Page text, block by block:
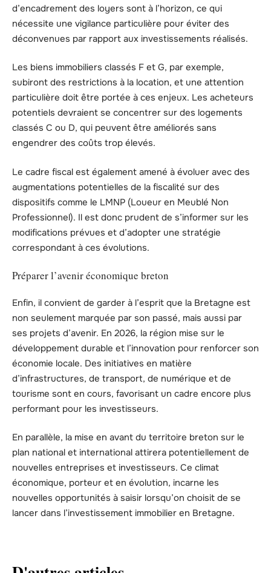
d’encadrement des loyers sont à l’horizon, ce qui
nécessite une vigilance particulière pour éviter des
déconvenues par rapport aux investissements réalisés.
Les biens immobiliers classés F et G, par exemple,
subiront des restrictions à la location, et une attention
particulière doit être portée à ces enjeux. Les acheteurs
potentiels devraient se concentrer sur des logements
classés C ou D, qui peuvent être améliorés sans
engendrer des coûts trop élevés.
Le cadre fiscal est également amené à évoluer avec des
augmentations potentielles de la fiscalité sur des
dispositifs comme le LMNP (Loueur en Meublé Non
Professionnel). Il est donc prudent de s’informer sur les
modifications prévues et d’adopter une stratégie
correspondant à ces évolutions.
Préparer l’avenir économique breton
Enfin, il convient de garder à l’esprit que la Bretagne est
non seulement marquée par son passé, mais aussi par
ses projets d’avenir. En 2026, la région mise sur le
développement durable et l’innovation pour renforcer son
économie locale. Des initiatives en matière
d’infrastructures, de transport, de numérique et de
tourisme sont en cours, favorisant un cadre encore plus
performant pour les investisseurs.
En parallèle, la mise en avant du territoire breton sur le
plan national et international attirera potentiellement de
nouvelles entreprises et investisseurs. Ce climat
économique, porteur et en évolution, incarne les
nouvelles opportunités à saisir lorsqu’on choisit de se
lancer dans l’investissement immobilier en Bretagne.